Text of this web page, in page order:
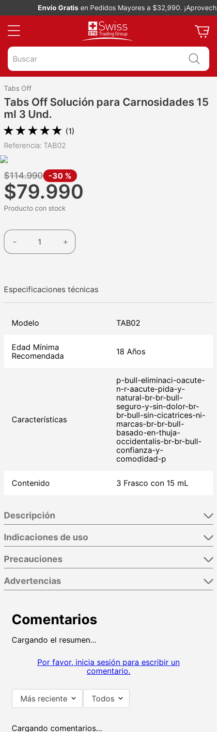
Envío Gratisen Pedidos Mayores a $32,990. ¡Aprovecha!
Buscar
Tabs Off
Tabs Off Solución para Carnosidades 15
ml 3 Und.
★★★★★ (1)
Referencia: TAB02
$114.990 -30 %
$79.990
Producto con stock
＋
－
Especificaciones técnicas
Modelo TAB02
Edad Mínima
Recomendada
18 Años
Características
p-bull-eliminaci-oacute-
n-r-aacute-pida-y-
natural-br-br-bull-
seguro-y-sin-dolor-br-
br-bull-sin-cicatrices-ni-
marcas-br-br-bull-
basado-en-thuja-
occidentalis-br-br-bull-
confianza-y-
comodidad-p
Contenido 3 Frasco con 15 mL
Descripción
Indicaciones de uso
Precauciones
Advertencias
Comentarios
Cargando el resumen…
Por favor, inicia sesión para escribir un
comentario.
Más reciente Todos
Cargando comentarios…